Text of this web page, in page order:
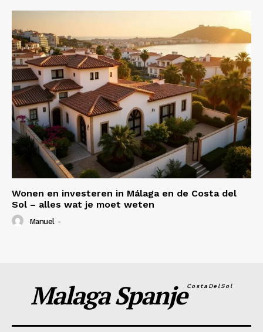
Wonen en investeren in Málaga en de Costa del
Sol – alles wat je moet weten
Manuel -
Malaga SpanjeCostaDelSol